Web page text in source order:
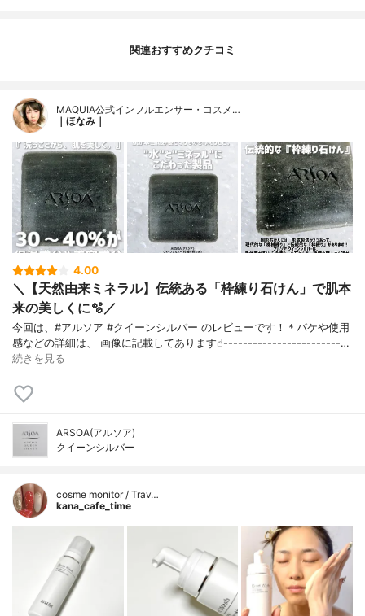
関連おすすめクチコミ
MAQUIA公式インフルエンサー・コスメ…
｜ほなみ｜
4.00
＼【天然由来ミネラル】伝統ある「枠練り石けん」で肌本
来の美しくに🫧／
今回は、#アルソア #クイーンシルバー のレビューです！＊パケや使用
感などの詳細は、 画像に記載してあります☝︎------------------------…
続きを見る
ARSOA(アルソア)
クイーンシルバー
cosme monitor / Trav…
kana_cafe_time